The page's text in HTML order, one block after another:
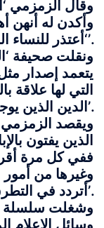
وقال الزمزمي
وأكدن له أنهن
‘أعتذر للنساء اللائي شعرن بالإهانة من خلال فتواه’.
ونقلت صحيفة
يتعمد إصدار
التي لها
الدين الذين يوجدون بالمغرب وخارجه’.
ويقصد الزمزمي
الذين يفتون
ففي كل مرة
وغيرها من أمور
أتردد في التطرق لمثل هذه المواضيع’.
وشغلت سلسلة
وسائل الاعلام